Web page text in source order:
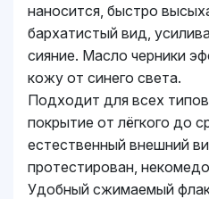
наносится, быстро
бархатистый вид,
сияние. Масло черники
кожу от синего света.
Подходит для всех
покрытие от лёгкого до
естественный внешний
протестирован,
Удобный сжимаемый